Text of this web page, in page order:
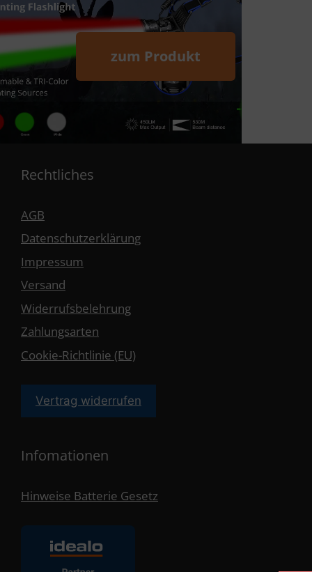
zum Produkt
Rechtliches
AGB
Datenschutzerklärung
Impressum
Versand
Widerrufsbelehrung
Zahlungsarten
Cookie-Richtlinie (EU)
Vertrag widerrufen
Infomationen
Hinweise Batterie Gesetz